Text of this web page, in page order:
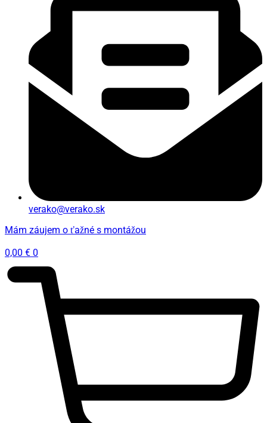
verako@verako.sk
Mám záujem o ťažné s montážou
0,00 € 0